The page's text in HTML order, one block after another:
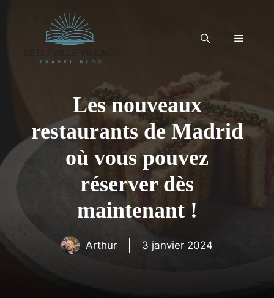
Menu
Les nouveaux
restaurants de Madrid
où vous pouvez
réserver dès
maintenant !
Arthur 3 janvier 2024